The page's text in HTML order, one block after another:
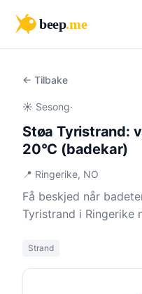
beep.me
← Tilbake
☀️ Sesong·
Støa Tyristrand:
20°C (badekar)
📍 Ringerike, NO
Få beskjed når
Tyristrand i Ringerike
Strand